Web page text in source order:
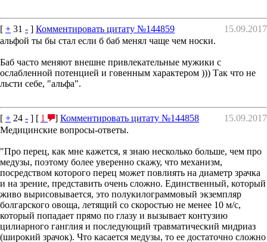
[ + 31 - ] Комментировать цитату №144859
15.09.2017
альфой ты бы стал если б баб менял чаще чем носки.
Баб часто меняют внешне привлекательные мужики с
ослабленной потенцией и говенным характером ))) Так что не
льсти себе, "альфа".
[ + 24 - ] [ 1 ] Комментировать цитату №144858
15.09.2017
Медицинские вопросы-ответы.
"Про перец, как мне кажется, я знаю несколько больше, чем про
медузы, поэтому более уверенно скажу, что механизм,
посредством которого перец может повлиять на диаметр зрачка
и на зрение, представить очень сложно. Единственный, который
живо вырисовывается, это полукилограммовый экземпляр
болгарского овоща, летящий со скоростью не менее 10 м/с,
который попадает прямо по глазу и вызывает контузию
цилиарного ганглия и последующий травматический мидриаз
(широкий зрачок). Что касается медузы, то ее достаточно сложно